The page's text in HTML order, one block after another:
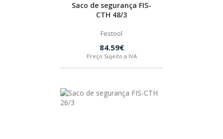
Saco de segurança FIS-
CTH 48/3
Festool
84.59€
Preço Sujeito a IVA